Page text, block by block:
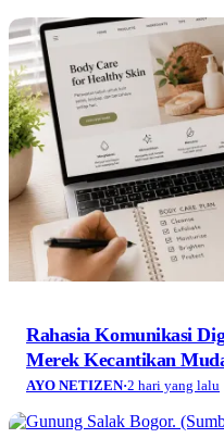
Rahasia Komunikasi
Merek Kecantikan
AYO NETIZEN·2 hari yang lalu